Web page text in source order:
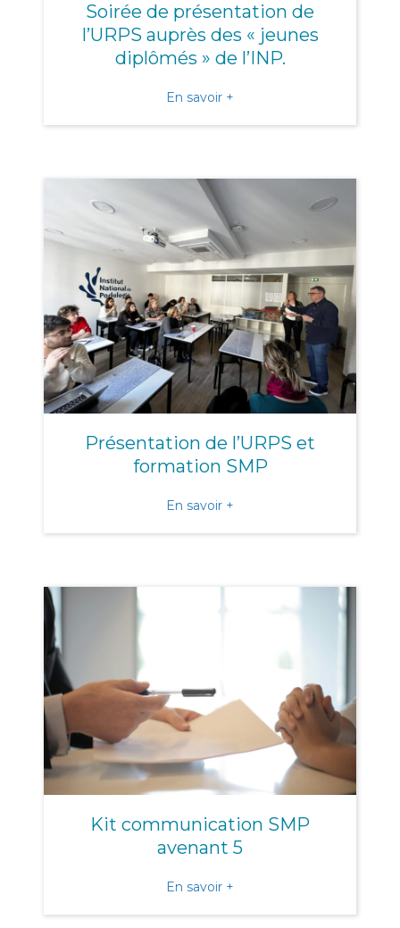
Soirée de présentation de
l’URPS auprès des « jeunes
diplômés » de l’INP.
En savoir +
Présentation de l’URPS et
formation SMP
En savoir +
Kit communication SMP
avenant 5
En savoir +